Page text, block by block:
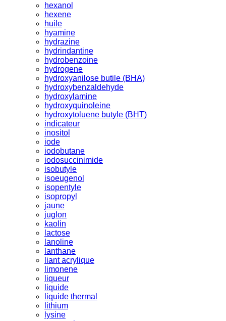
hexanol
hexene
huile
hyamine
hydrazine
hydrindantine
hydrobenzoine
hydrogene
hydroxyanilose butile (BHA)
hydroxybenzaldehyde
hydroxylamine
hydroxyquinoleine
hydroxytoluene butyle (BHT)
indicateur
inositol
iode
iodobutane
iodosuccinimide
isobutyle
isoeugenol
isopentyle
isopropyl
jaune
juglon
kaolin
lactose
lanoline
lanthane
liant acrylique
limonene
liqueur
liquide
liquide thermal
lithium
lysine